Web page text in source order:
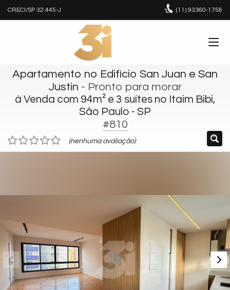
CRECI/SP 32.445-J (11) 93360-1758
Apartamento no Edifício San Juan e San
Justin - Pronto para morar
à Venda com 94m² e 3 suítes no Itaim Bibi,
São Paulo - SP
#810
(nenhuma avaliação)